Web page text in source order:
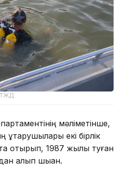
ТЖД
мәліметінше,
екі бірлік
отырып, 1987 жылы туған
алып шыққан.